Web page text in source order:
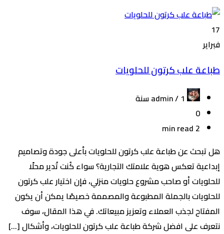
17
فبراير
طباعة علب كرتون للحلويات
1 سنة
0
2 min read
هل تبحث عن طباعة علب كرتون للحلويات بأعلى جودة وتصاميم
إبداعية تعكس هوية علامتك التجارية؟ سواء كُنت تُدير محلًا
للحلويات أو صاحب مشروع حلويات منزلي، فإن اختيار علب كرتون
للحلويات بالجملة المطبوعة والمصممة خصيصًا يمكن أن يكون
المفتاح لجذب العملاء وتعزيز مبيعاتك. في هذا المقال، سوف
نتعرف على افضل شركة طباعة علب كرتون للحلويات، وأشكال […]